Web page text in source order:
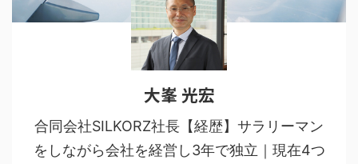
大峯 光宏
合同会社SILKORZ社長【経歴】サラリーマン
をしながら会社を経営し3年で独立｜現在4つ